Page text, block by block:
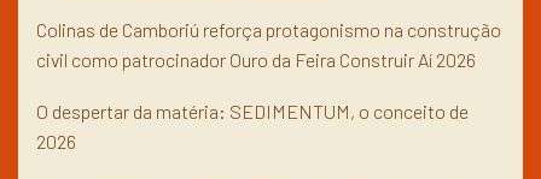
Colinas de Camboriú reforça protagonismo na construção
civil como patrocinador Ouro da Feira Construir Aí 2026
O despertar da matéria: SEDIMENTUM, o conceito de
2026